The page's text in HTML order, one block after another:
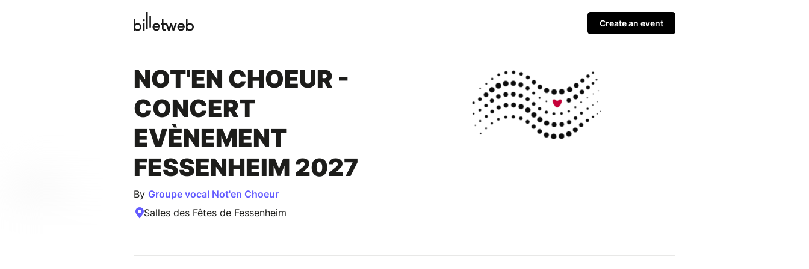
Create an event
NOT'EN CHOEUR -
CONCERT
EVÈNEMENT
FESSENHEIM 2027
By Groupe vocal Not'en Choeur
Salles des Fêtes de Fessenheim